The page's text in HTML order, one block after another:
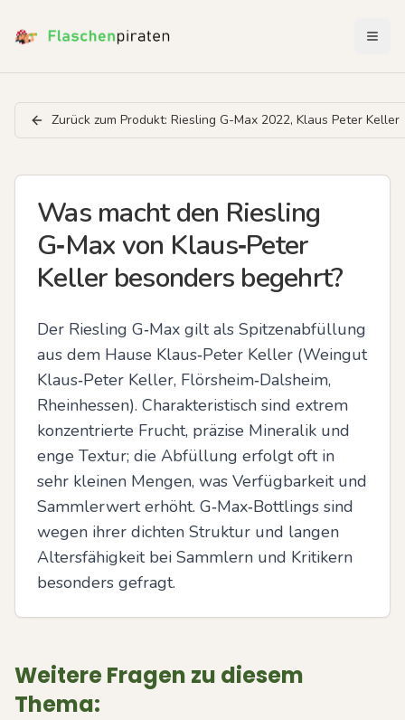
Zurück zum Produkt: Riesling G-Max 2022, Klaus Peter Keller
Was macht den Riesling
G‑Max von Klaus‑Peter
Keller besonders begehrt?
Der Riesling G‑Max gilt als Spitzenabfüllung
aus dem Hause Klaus‑Peter Keller (Weingut
Klaus‑Peter Keller, Flörsheim‑Dalsheim,
Rheinhessen). Charakteristisch sind extrem
konzentrierte Frucht, präzise Mineralik und
enge Textur; die Abfüllung erfolgt oft in
sehr kleinen Mengen, was Verfügbarkeit und
Sammlerwert erhöht. G‑Max‑Bottlings sind
wegen ihrer dichten Struktur und langen
Altersfähigkeit bei Sammlern und Kritikern
besonders gefragt.
Weitere Fragen zu diesem
Thema: